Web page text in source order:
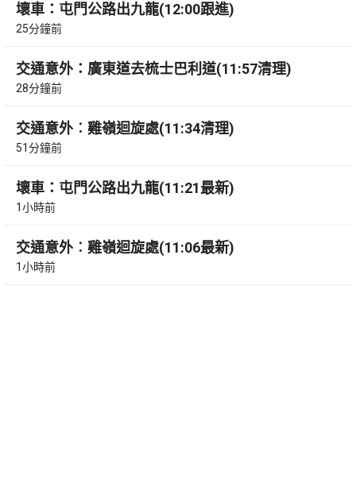
壞車：屯門公路出九龍(12:00跟進)
25分鐘前
交通意外：廣東道去梳士巴利道(11:57清理)
28分鐘前
交通意外︰雞嶺迴旋處(11:34清理)
51分鐘前
壞車：屯門公路出九龍(11:21最新)
1小時前
交通意外︰雞嶺迴旋處(11:06最新)
1小時前